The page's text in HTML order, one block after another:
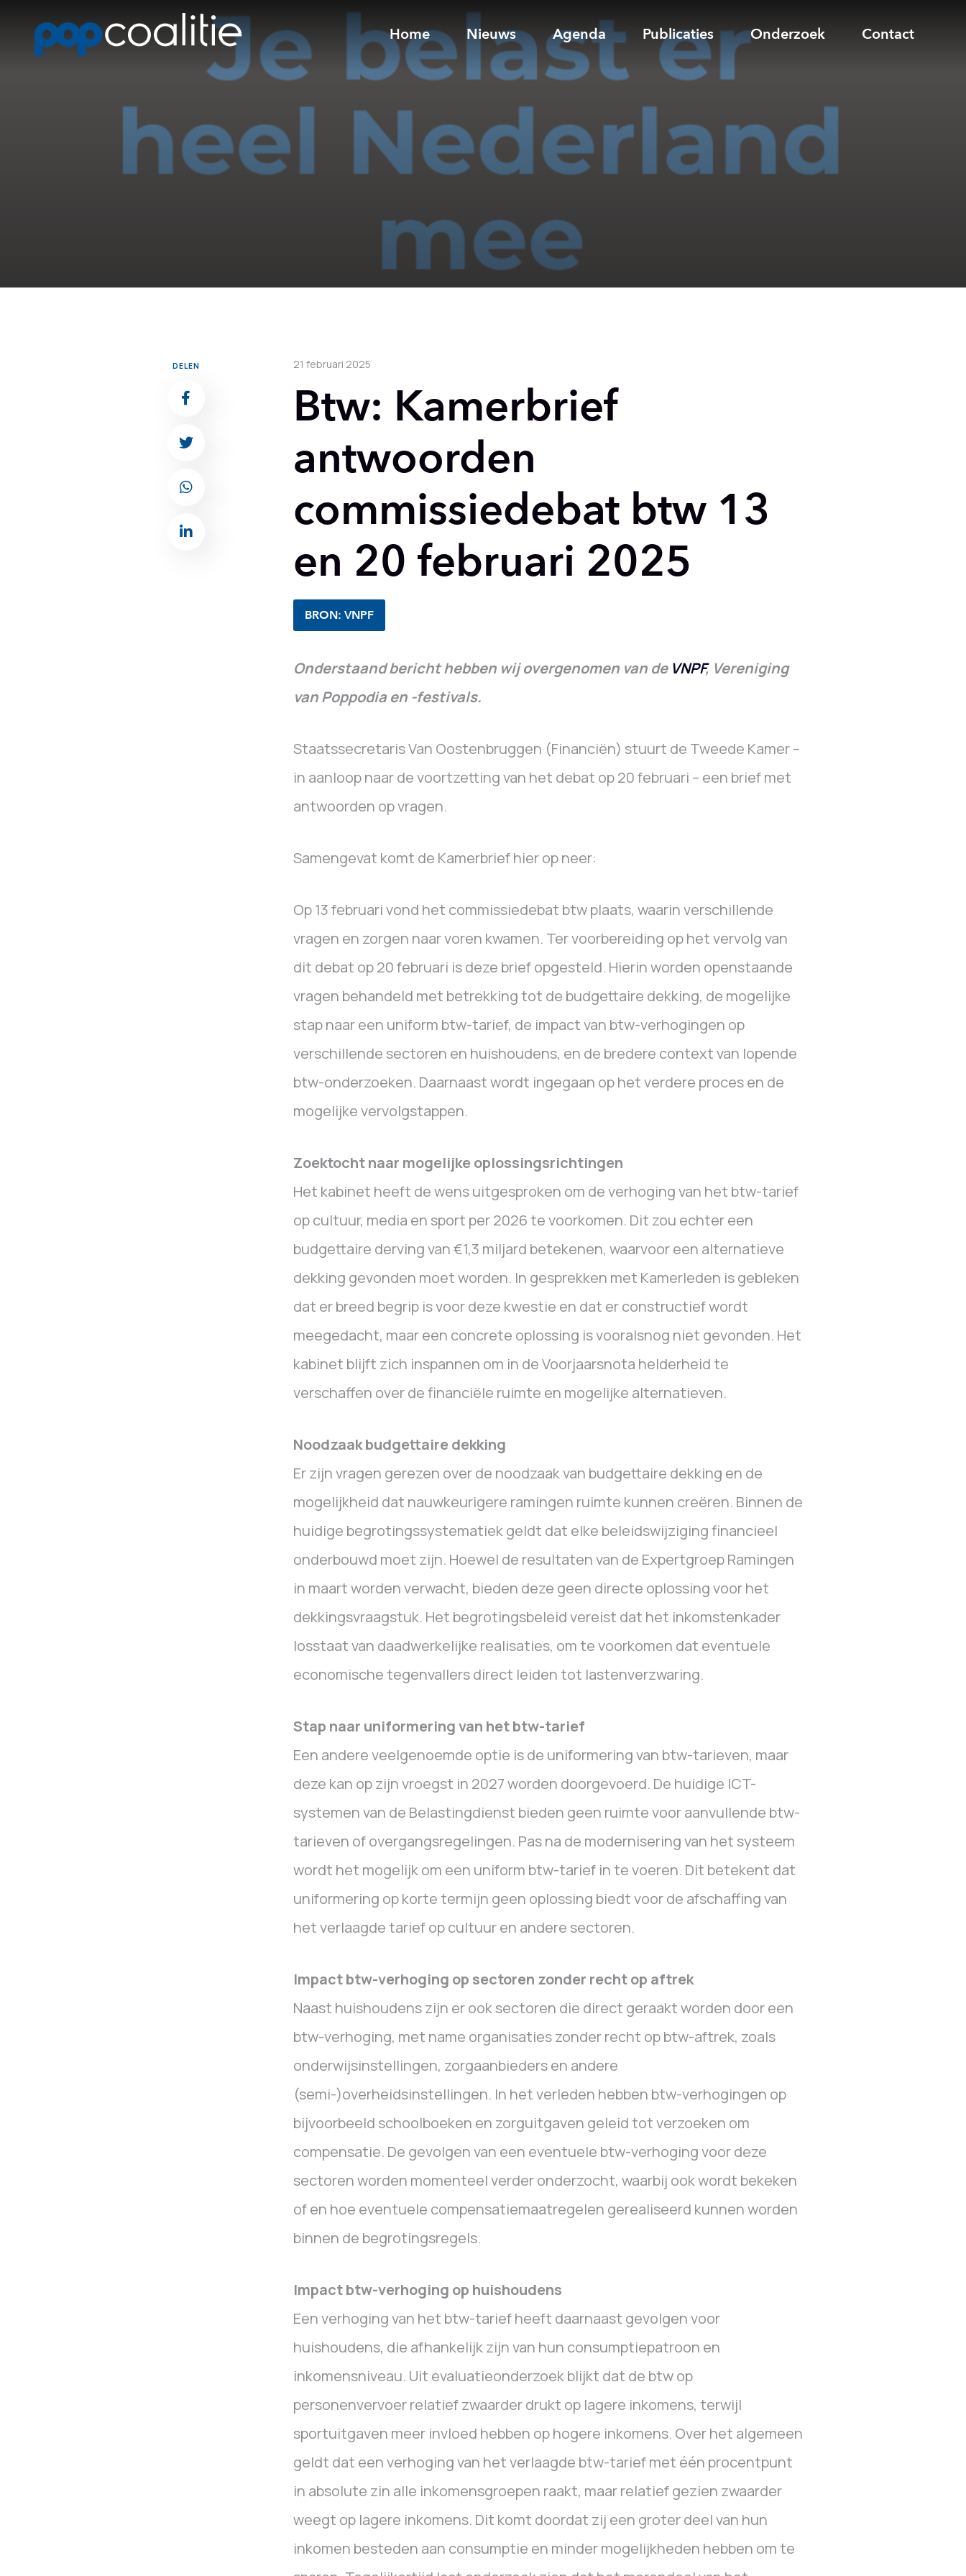
Home Nieuws Agenda Publicaties Onderzoek Contact
DELEN 21 februari 2025
Btw: Kamerbrief
antwoorden
commissiedebat btw 13
en 20 februari 2025
BRON: VNPF
Onderstaand bericht hebben wij overgenomen van de VNPF, Vereniging
van Poppodia en -festivals.
Staatssecretaris Van Oostenbruggen (Financiën) stuurt de Tweede Kamer –
in aanloop naar de voortzetting van het debat op 20 februari – een brief met
antwoorden op vragen.
Samengevat komt de Kamerbrief hier op neer:
Op 13 februari vond het commissiedebat btw plaats, waarin verschillende
vragen en zorgen naar voren kwamen. Ter voorbereiding op het vervolg van
dit debat op 20 februari is deze brief opgesteld. Hierin worden openstaande
vragen behandeld met betrekking tot de budgettaire dekking, de mogelijke
stap naar een uniform btw-tarief, de impact van btw-verhogingen op
verschillende sectoren en huishoudens, en de bredere context van lopende
btw-onderzoeken. Daarnaast wordt ingegaan op het verdere proces en de
mogelijke vervolgstappen.
Zoektocht naar mogelijke oplossingsrichtingen
Het kabinet heeft de wens uitgesproken om de verhoging van het btw-tarief
op cultuur, media en sport per 2026 te voorkomen. Dit zou echter een
budgettaire derving van €1,3 miljard betekenen, waarvoor een alternatieve
dekking gevonden moet worden. In gesprekken met Kamerleden is gebleken
dat er breed begrip is voor deze kwestie en dat er constructief wordt
meegedacht, maar een concrete oplossing is vooralsnog niet gevonden. Het
kabinet blijft zich inspannen om in de Voorjaarsnota helderheid te
verschaffen over de financiële ruimte en mogelijke alternatieven.
Noodzaak budgettaire dekking
Er zijn vragen gerezen over de noodzaak van budgettaire dekking en de
mogelijkheid dat nauwkeurigere ramingen ruimte kunnen creëren. Binnen de
huidige begrotingssystematiek geldt dat elke beleidswijziging financieel
onderbouwd moet zijn. Hoewel de resultaten van de Expertgroep Ramingen
in maart worden verwacht, bieden deze geen directe oplossing voor het
dekkingsvraagstuk. Het begrotingsbeleid vereist dat het inkomstenkader
losstaat van daadwerkelijke realisaties, om te voorkomen dat eventuele
economische tegenvallers direct leiden tot lastenverzwaring.
Stap naar uniformering van het btw-tarief
Een andere veelgenoemde optie is de uniformering van btw-tarieven, maar
deze kan op zijn vroegst in 2027 worden doorgevoerd. De huidige ICT-
systemen van de Belastingdienst bieden geen ruimte voor aanvullende btw-
tarieven of overgangsregelingen. Pas na de modernisering van het systeem
wordt het mogelijk om een uniform btw-tarief in te voeren. Dit betekent dat
uniformering op korte termijn geen oplossing biedt voor de afschaffing van
het verlaagde tarief op cultuur en andere sectoren.
Impact btw-verhoging op sectoren zonder recht op aftrek
Naast huishoudens zijn er ook sectoren die direct geraakt worden door een
btw-verhoging, met name organisaties zonder recht op btw-aftrek, zoals
onderwijsinstellingen, zorgaanbieders en andere
(semi-)overheidsinstellingen. In het verleden hebben btw-verhogingen op
bijvoorbeeld schoolboeken en zorguitgaven geleid tot verzoeken om
compensatie. De gevolgen van een eventuele btw-verhoging voor deze
sectoren worden momenteel verder onderzocht, waarbij ook wordt bekeken
of en hoe eventuele compensatiemaatregelen gerealiseerd kunnen worden
binnen de begrotingsregels.
Impact btw-verhoging op huishoudens
Een verhoging van het btw-tarief heeft daarnaast gevolgen voor
huishoudens, die afhankelijk zijn van hun consumptiepatroon en
inkomensniveau. Uit evaluatieonderzoek blijkt dat de btw op
personenvervoer relatief zwaarder drukt op lagere inkomens, terwijl
sportuitgaven meer invloed hebben op hogere inkomens. Over het algemeen
geldt dat een verhoging van het verlaagde btw-tarief met één procentpunt
in absolute zin alle inkomensgroepen raakt, maar relatief gezien zwaarder
weegt op lagere inkomens. Dit komt doordat zij een groter deel van hun
inkomen besteden aan consumptie en minder mogelijkheden hebben om te